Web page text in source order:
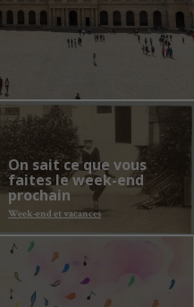
On sait ce que vous
faites le week-end
prochain
Week-end et vacances